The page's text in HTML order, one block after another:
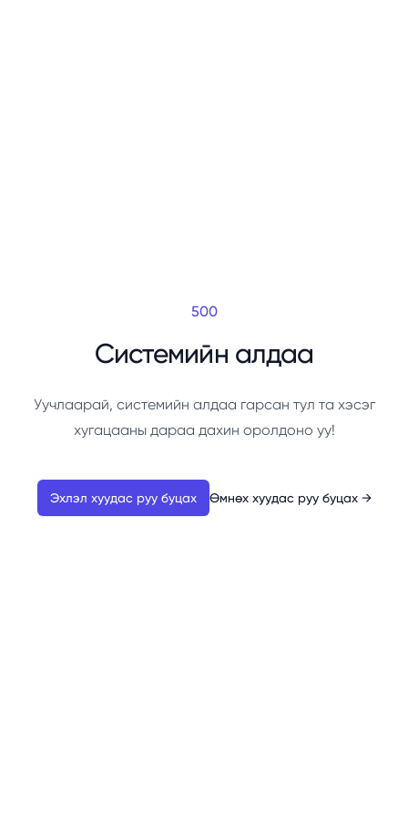
500
Системийн алдаа
Уучлаарай, системийн алдаа гарсан тул та хэсэг
хугацааны дараа дахин оролдоно уу!
Эхлэл хуудас руу буцах Өмнөх хуудас руу буцах →